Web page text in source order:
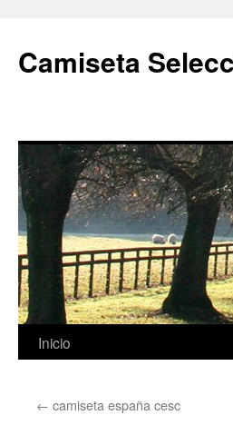
Camiseta
Saltar
contenido
Inicio
← camiseta españa cesc